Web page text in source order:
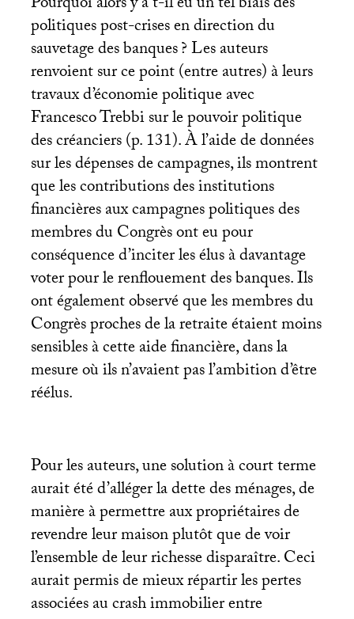
politiques post-crises en direction du
sauvetage des banques? Les auteurs
renvoient sur ce point (entre autres) à leurs
travaux d’économie politique avec
Francesco Trebbi sur le pouvoir politique
des créanciers (p. 131). À l’aide de données
sur les dépenses de campagnes, ils montrent
que les contributions des institutions
financières aux campagnes politiques des
membres du Congrès ont eu pour
conséquence d’inciter les élus à davantage
voter pour le renflouement des banques. Ils
ont également observé que les membres du
Congrès proches de la retraite étaient moins
sensibles à cette aide financière, dans la
mesure où ils n’avaient pas l’ambition d’être
réélus.
Pour les auteurs, une solution à court terme
aurait été d’alléger la dette des ménages, de
manière à permettre aux propriétaires de
revendre leur maison plutôt que de voir
l’ensemble de leur richesse disparaître. Ceci
aurait permis de mieux répartir les pertes
associées au crash immobilier entre